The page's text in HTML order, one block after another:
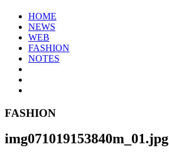
HOME
NEWS
WEB
FASHION
NOTES
FASHION
img071019153840m_01.jpg